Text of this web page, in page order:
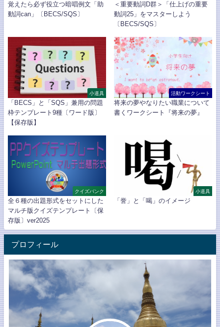
覚えたら必ず役立つ暗唱例文「助
動詞can」〔BECS/SQS〕
＜重要動詞D群＞「仕上げの重要
動詞25」をマスターしよう
〔BECS/SQS〕
小道具
「BECS」と「SQS」兼用の問題
枠テンプレート9種〔ワード版〕
【保存版】
活動ワークシート
将来の夢やなりたい職業について
書くワークシート『将来の夢』
クイズバンク
全６種の出題形式をセットにした
マルチ版クイズテンプレート〔保
存版〕ver2025
小道具
「誉」と「喝」のイメージ
プロフィール